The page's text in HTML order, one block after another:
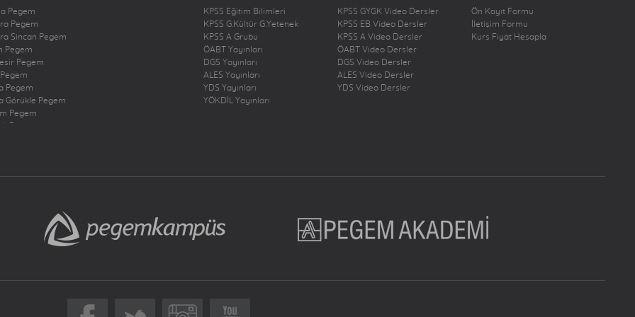
Pegem
Pegem
Sincan Pegem
Pegem
Pegem
Pegem
Görükle Pegem
Pegem
Pegem
Pegem
Dörtyol Pegem
Bakırköy Pegem
Pendik Pegem
KPSS Eğitim Bilimleri
KPSS G.Kültür G.Yetenek
KPSS A Grubu
ÖABT Yayınları
DGS Yayınları
ALES Yayınları
YDS Yayınları
YÖKDİL Yayınları
KPSS GYGK Video Dersler
KPSS EB Video Dersler
KPSS A Video Dersler
ÖABT Video Dersler
DGS Video Dersler
ALES Video Dersler
YDS Video Dersler
Ön Kayıt Formu
İletişim Formu
Kurs Fiyat Hesapla